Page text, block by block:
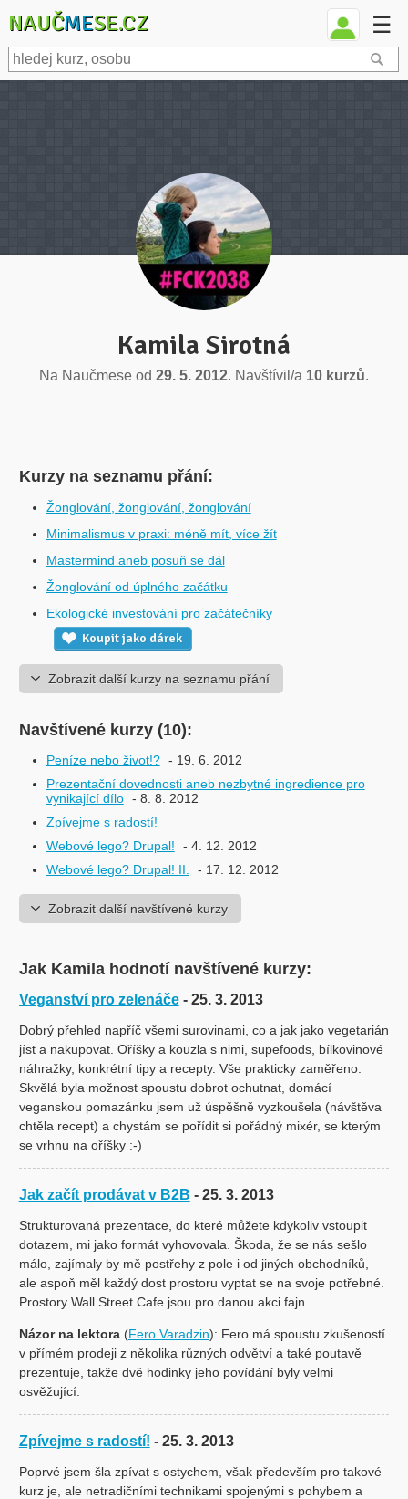
NAUČMESE.CZ ☰
Kamila Sirotná
Na Naučmese od 29. 5. 2012. Navštívil/a 10 kurzů.
Kurzy na seznamu přání:
Žonglování, žonglování, žonglování
Minimalismus v praxi: méně mít, více žít
Mastermind aneb posuň se dál
Žonglování od úplného začátku
Ekologické investování pro začátečníky
Koupit jako dárek
Zobrazit další kurzy na seznamu přání
Navštívené kurzy (10):
Peníze nebo život!? - 19. 6. 2012
Prezentační dovednosti aneb nezbytné ingredience pro
vynikající dílo - 8. 8. 2012
Zpívejme s radostí!
Webové lego? Drupal!
- 4. 12. 2012
Webové lego? Drupal! II.
- 17. 12. 2012
Zobrazit další navštívené kurzy
Jak Kamila hodnotí navštívené kurzy:
Veganství pro zelenáče - 25. 3. 2013
Dobrý přehled napříč všemi surovinami, co a jak jako vegetarián
jíst a nakupovat. Oříšky a kouzla s nimi, supefoods, bílkovinové
náhražky, konkrétní tipy a recepty. Vše prakticky zaměřeno.
Skvělá byla možnost spoustu dobrot ochutnat, domácí
veganskou pomazánku jsem už úspěšně vyzkoušela (návštěva
chtěla recept) a chystám se pořídit si pořádný mixér, se kterým
se vrhnu na oříšky :-)
Jak začít prodávat v B2B - 25. 3. 2013
Strukturovaná prezentace, do které můžete kdykoliv vstoupit
dotazem, mi jako formát vyhovovala. Škoda, že se nás sešlo
málo, zajímaly by mě postřehy z pole i od jiných obchodníků,
ale aspoň měl každý dost prostoru vyptat se na svoje potřebné.
Prostory Wall Street Cafe jsou pro danou akci fajn.
Názor na lektora(Fero Varadzin): Fero má spoustu zkušeností
v přímém prodeji z několika různých odvětví a také poutavě
prezentuje, takže dvě hodinky jeho povídání byly velmi
osvěžující.
Zpívejme s radostí! - 25. 3. 2013
Poprvé jsem šla zpívat s ostychem, však především pro takové
kurz je, ale netradičními technikami spojenými s pohybem a